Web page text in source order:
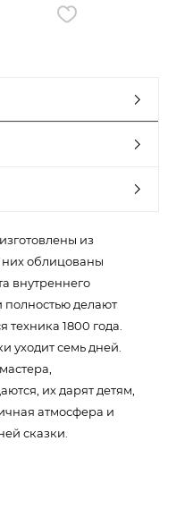
из
них облицованы
внутреннего
делают
техника 1800 года.
уходит семь дней.
их дарят детям,
атмосфера и
сказки.